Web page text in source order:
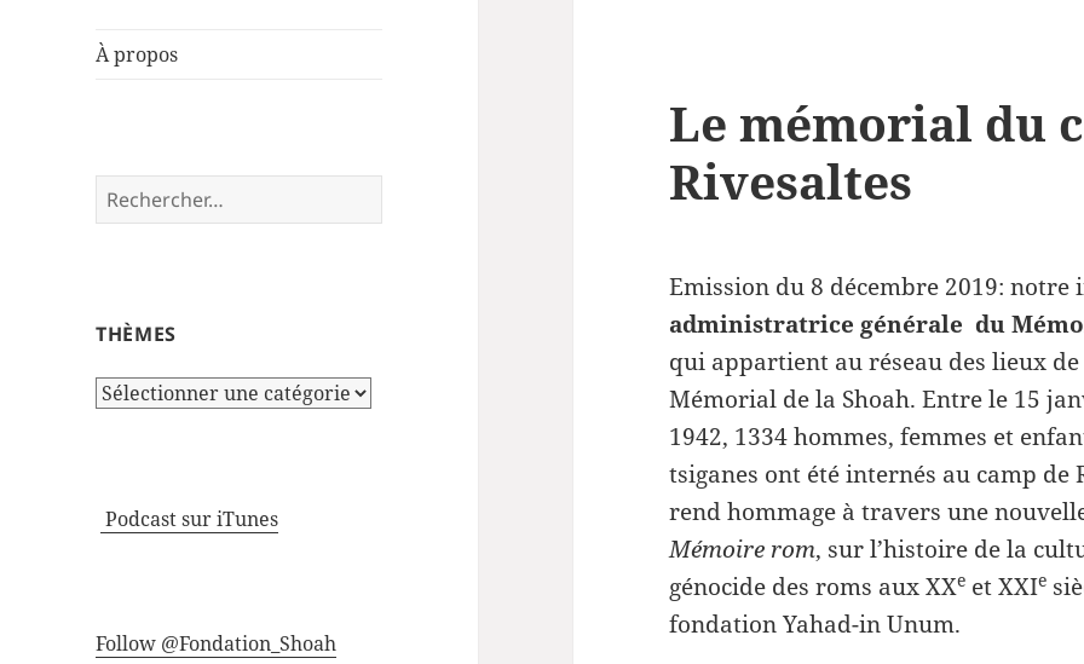
À propos
Rechercher :
THÈMES
Thèmes
Podcast sur iTunes
Follow @Fondation_Shoah
Le mémorial du
Rivesaltes
Emission du 8 décembre 2019: notre
administratrice générale du
qui appartient au réseau des lieux
Mémorial de la Shoah. Entre le 15
1942, 1334 hommes, femmes et
tsiganes ont été internés au camp
rend hommage à travers une
Mémoire rom, sur l’histoire de la
génocide des roms aux XXe et XXIe
fondation Yahad-in Unum.